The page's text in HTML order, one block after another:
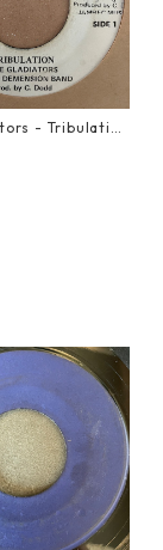
- Tribulation